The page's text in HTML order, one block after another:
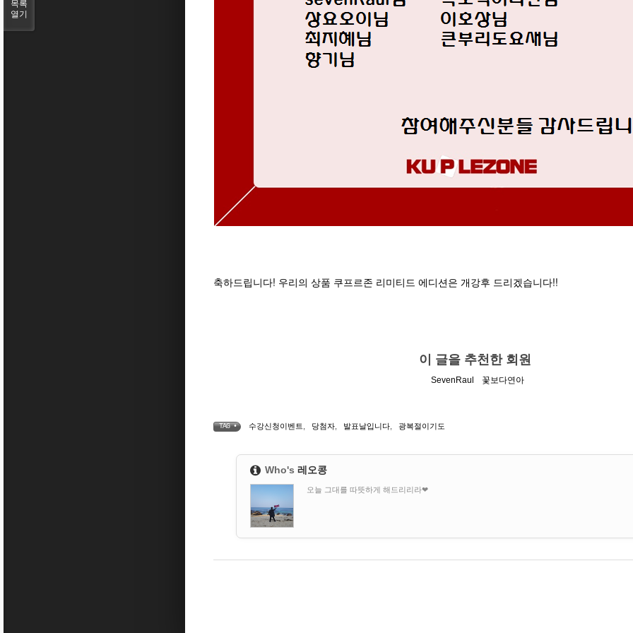
축하드립니다! 우리의 상품 쿠프르존 리미티드 에디션은 개강후 드리겠습니다!!
이 글을 추천한 회원
SevenRaul 꽃보다연아
TAG • 수강신청이벤트 당첨자 발표날입니다 광복절이기도
Who's 레오콩
오늘 그대를 따뜻하게 해드리리라❤
목록
열기